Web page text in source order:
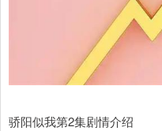
骄阳似我第2集剧情介绍